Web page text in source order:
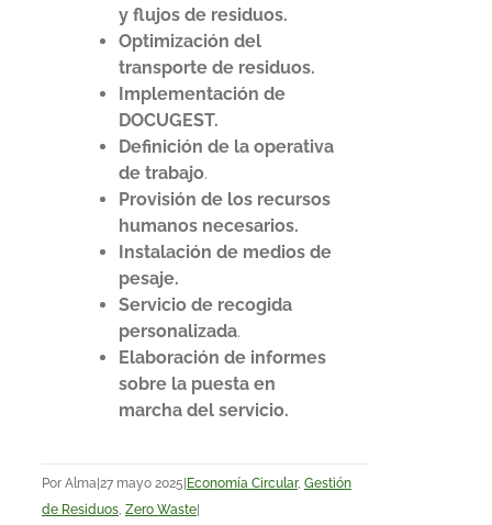
y flujos de residuos.
Optimización del
transporte de residuos.
Implementación de
DOCUGEST.
Definición de la operativa
de trabajo.
Provisión de los recursos
humanos necesarios.
Instalación de medios de
pesaje.
Servicio de recogida
personalizada.
Elaboración de informes
sobre la puesta en
marcha del servicio.
Por Alma|27 mayo 2025|Economía Circular, Gestión
de Residuos Zero Waste|